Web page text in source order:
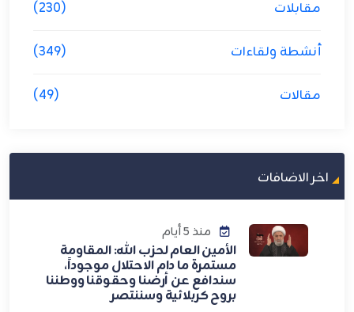
مقابلات (230)
أنشطة ولقاءات (349)
مقالات (49)
اخر الاضافات
منذ 5 أيام
الأمين العام لحزب الله: المقاومة
مستمرة ما دام الاحتلال موجوداً،
سندافع عن أرضنا وحقوقنا ووطننا
بروح كربلائية وسننتصر